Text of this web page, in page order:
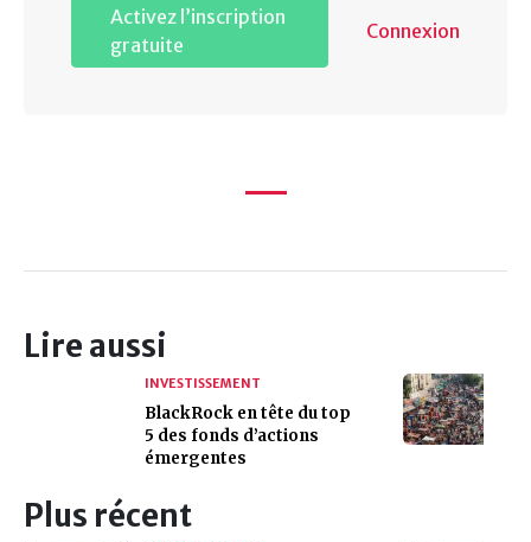
Activez l’inscription
gratuite
Connexion
Lire aussi
INVESTISSEMENT
BlackRock en tête du top
5 des fonds d’actions
émergentes
Plus récent